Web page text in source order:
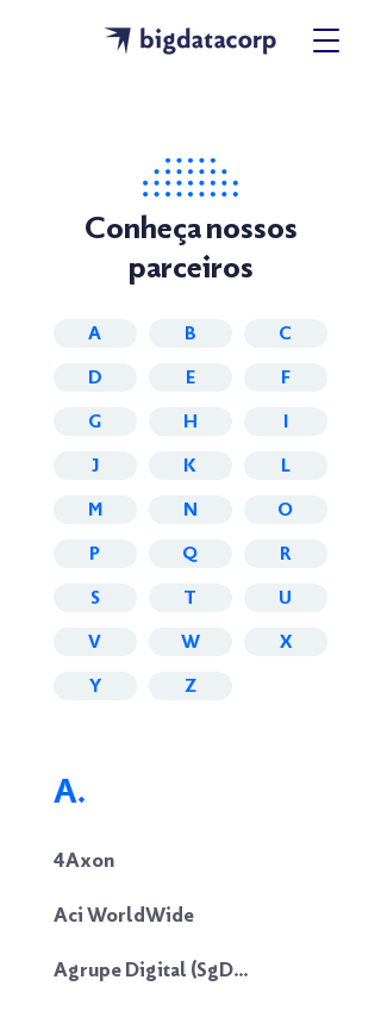
Conheça nossos
parceiros
A B C
D E F
G H I
J K L
M N O
P Q R
S T U
V W X
Y Z
A.
4Axon
Aci WorldWide
Agrupe Digital (SgDesp)